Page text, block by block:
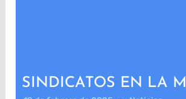
SINDICATOS EN LA